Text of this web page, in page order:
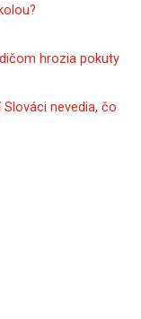
hrozia pokuty
nevedia, čo